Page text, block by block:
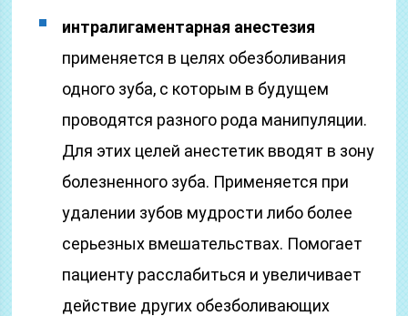
интралигаментарная анестезия
применяется в целях обезболивания
одного зуба, с которым в будущем
проводятся разного рода манипуляции.
Для этих целей анестетик вводят в зону
болезненного зуба. Применяется при
удалении зубов мудрости либо более
серьезных вмешательствах. Помогает
пациенту расслабиться и увеличивает
действие других обезболивающих